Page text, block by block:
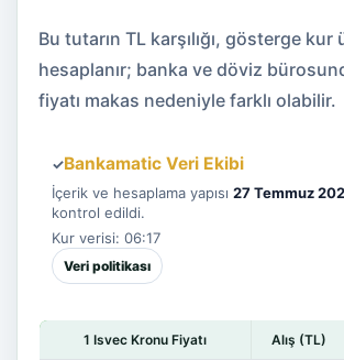
Bu tutarın TL karşılığı, gösterge kur
hesaplanır; banka ve döviz
fiyatı makas nedeniyle farklı olabilir.
✓Bankamatic Veri Ekibi
İçerik ve hesaplama yapısı 27 Temmuz
kontrol edildi.
Kur verisi: 06:17
Veri politikası
1 Isvec Kronu Fiyatı Alış (TL)